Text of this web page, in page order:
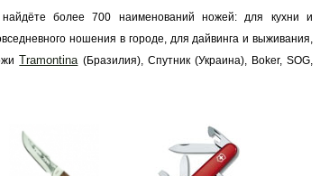
более 700 наименований ножей: для кухни и
ношения в городе, для дайвинга и выживания,
Tramontina(Бразилия), Спутник (Украина), Boker, SOG,